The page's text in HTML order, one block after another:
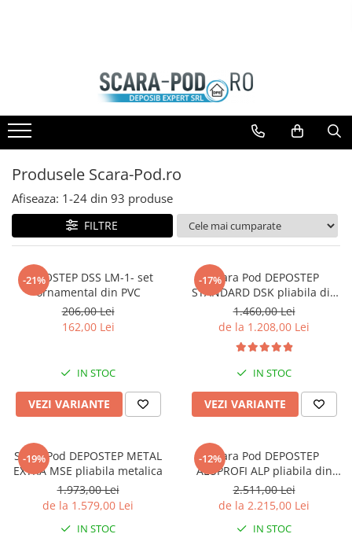
Scari antifoc
Scari speciale
Scari case pasive
Accesorii Scari
Ferestre Mansarda DEPOSKY
Ferestre Mansarda VELUX
Ferestre Mansarda DAKEA
Accesorii Ferestre
USI VIZITARE TERMOIZOLATOARE
USI VIZITARE SUPER-
TERMOIZOLATOARE
USI VIZITARE ANTIFOC
Produsele Scara-Pod.ro
Afiseaza: 1-24 din 93 produse
FILTRE
-21%
DEPOSTEP DSS LM-1- set
ornamental din PVC
206,00 Lei
162,00 Lei
IN STOC
VEZI VARIANTE
-17%Scara Pod DEPOSTEP
STANDARD DSK pliabila din
lemn
1.460,00 Lei
de la 1.208,00 Lei
IN STOC
VEZI VARIANTE
-19%
Scara Pod DEPOSTEP METAL
EXTRA MSE pliabila metalica
1.973,00 Lei
de la 1.579,00 Lei
IN STOC
-12%Scara Pod DEPOSTEP
ALUPROFI ALP pliabila din
aluminiu
2.511,00 Lei
de la 2.215,00 Lei
IN STOC